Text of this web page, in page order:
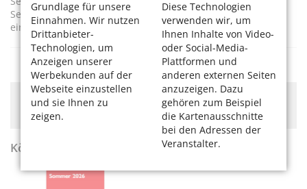
Grundlage für unsere
Einnahmen. Wir nutzen
Drittanbieter-
Technologien, um
Anzeigen unserer
Werbekunden auf der
Webseite einzustellen
und sie Ihnen zu
zeigen.
Diese Technologien
verwenden wir, um
Ihnen Inhalte von Video-
oder Social-Media-
Plattformen und
anderen externen Seiten
anzuzeigen. Dazu
gehören zum Beispiel
die Kartenausschnitte
bei den Adressen der
Veranstalter.
Seniorenvertretung für die Belange der älteren Generation
ein.
Hier könnte Werbung stehen, mit der wir uns
finanzieren. Bitte akzeptieren Sie dieCookie-Meldung
KölnerLeben Sommer 2026